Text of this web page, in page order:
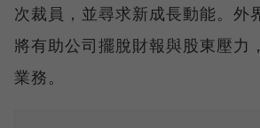
次裁員，並尋求新成長動能。外
將有助公司擺脫財報與股東壓力
業務。